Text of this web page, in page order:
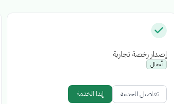
إصدار رخصة تجارية
أعمال
تفاصيل الخدمة إبدا الخدمة